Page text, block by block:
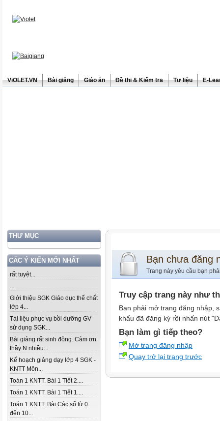
ViOLET.VN Bài giảng Giáo án Đề thi & Kiểm tra Tư liệu E-
THƯ MỤC
CÁC Ý KIẾN MỚI NHẤT
rất tuyệt...
...
Giới thiệu SGK Giáo dục thể chất
lớp 4...
Tài liệu phục vụ bồi dưỡng GV
sử dụng SGK...
Bài giảng rất sinh động. Cảm ơn
thầy N nhiều...
Kế hoạch giảng dạy lớp 4 SGK -
KNTT Môn...
Toán 1 KNTT. Bài 1 Tiết 2....
Toán 1 KNTT. Bài 1 Tiết 1....
Toán 1 KNTT. Bài Các số từ 0
đến 10...
Bạn chưa đăng
Trang này yêu cầu bạn
Truy cập trang này như
Bạn phải mở trang đăng nhập,
khẩu đã đăng ký rồi nhấn nút
Bạn làm gì tiếp theo?
Mở trang đăng nhập
Quay trở lại trang trước